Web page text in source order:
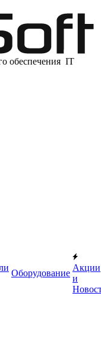
обеспечения IT
Оборудование
Акции
и